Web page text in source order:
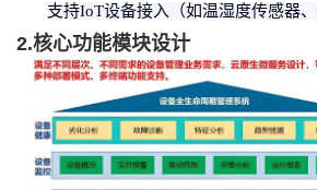
支持IoT设备接入（如温湿度传感器、
2.核心功能模块设计